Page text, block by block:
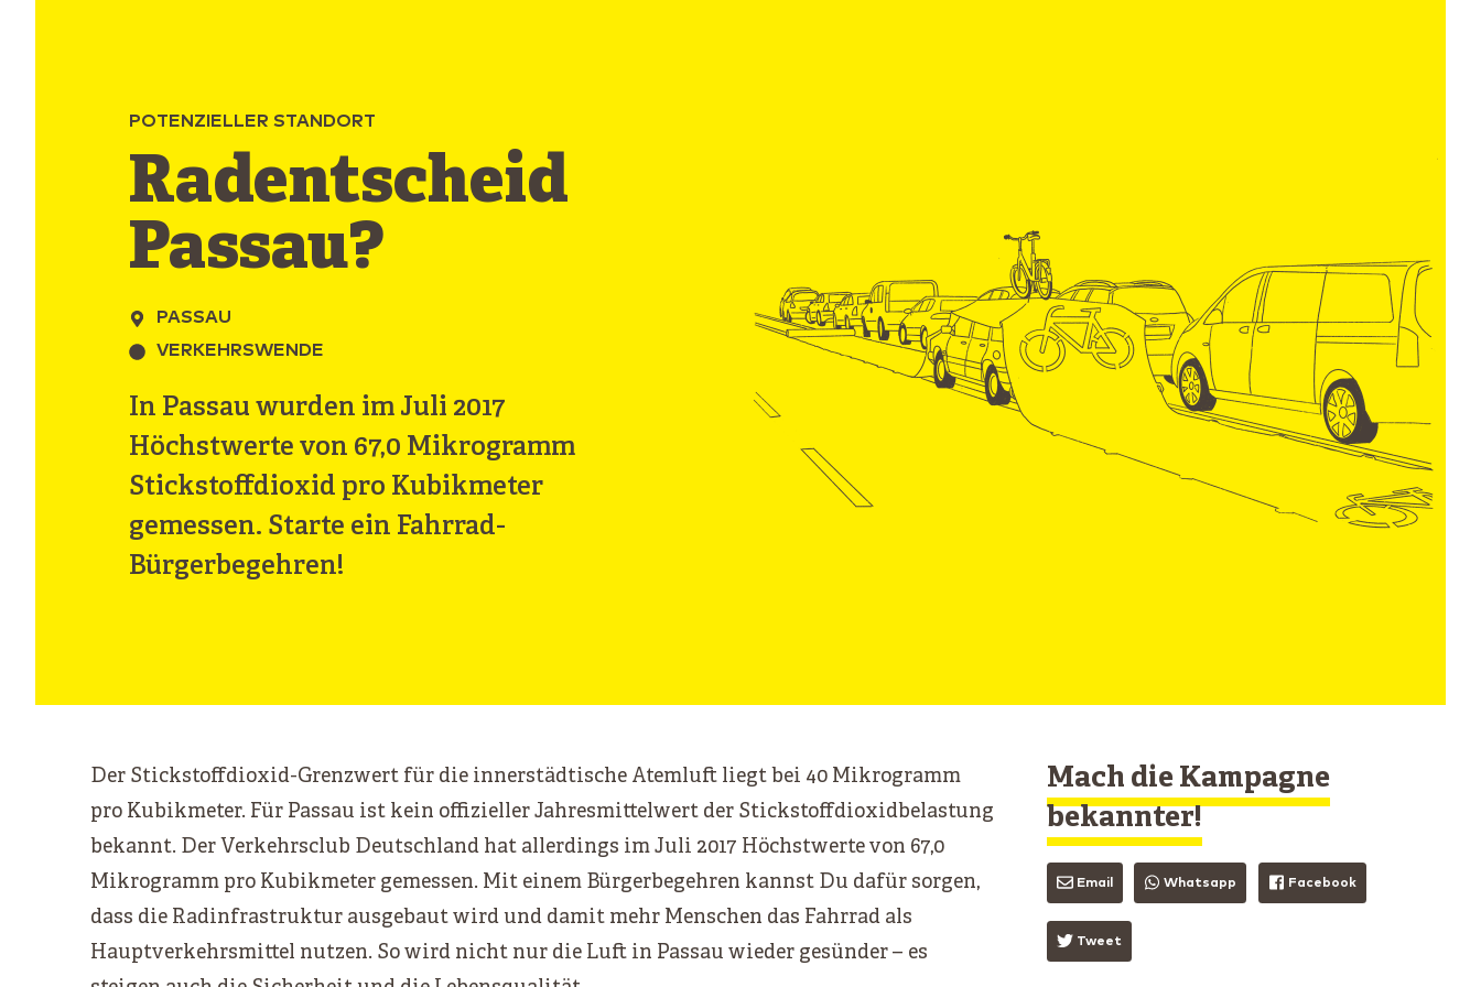
POTENZIELLER STANDORT
Radentscheid
Passau?
PASSAU
VERKEHRSWENDE
In Passau wurden im Juli 2017
Höchstwerte von 67,0 Mikrogramm
Stickstoffdioxid pro Kubikmeter
gemessen. Starte ein Fahrrad-
Bürgerbegehren!
Der Stickstoffdioxid-Grenzwert für die innerstädtische Atemluft liegt bei 40 Mikrogramm
pro Kubikmeter. Für Passau ist kein offizieller Jahresmittelwert der Stickstoffdioxidbelastung
bekannt. Der Verkehrsclub Deutschland hat allerdings im Juli 2017 Höchstwerte von 67,0
Mikrogramm pro Kubikmeter gemessen. Mit einem Bürgerbegehren kannst Du dafür sorgen,
dass die Radinfrastruktur ausgebaut wird und damit mehr Menschen das Fahrrad als
Hauptverkehrsmittel nutzen. So wird nicht nur die Luft in Passau wieder gesünder – es
Mach die Kampagne
bekannter!
Email Whatsapp Facebook
Tweet